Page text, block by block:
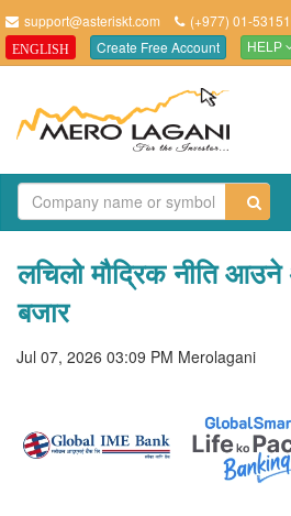
support@asteriskt.com (+977) 01-
ENGLISH Create Free Account HELP
लचिलो मौद्रिक नीति आउने
बजार
Jul 07, 2026 03:09 PM Merolagani